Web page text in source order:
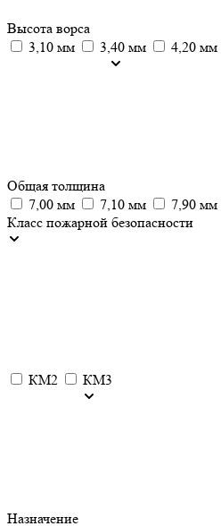
Высота ворса
3,10 мм
3,40 мм 4,20 мм
Общая толщина
7,00 мм
7,10 мм
7,90 мм
Класс пожарной безопасности
КМ2 КМ3
Назначение